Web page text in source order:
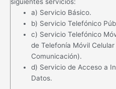
a) Servicio Básico.
b) Servicio Telefónico
c) Servicio Telefónico
de Telefonía Móvil
Comunicación).
d) Servicio de Acceso a
Datos.